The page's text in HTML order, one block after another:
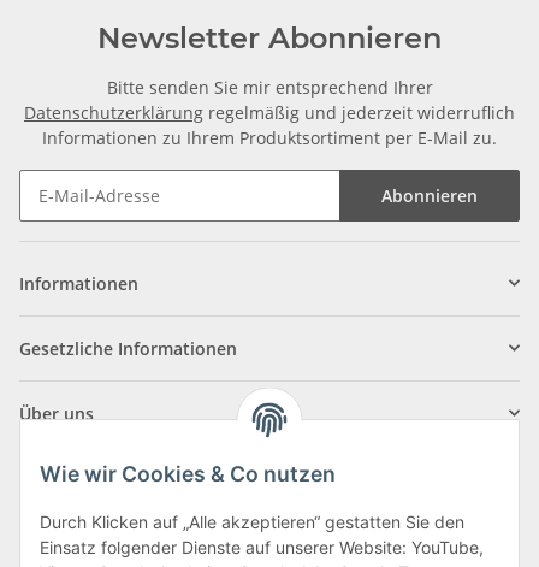
Newsletter Abonnieren
Bitte senden Sie mir entsprechend Ihrer
Datenschutzerklärung regelmäßig und jederzeit widerruflich
Informationen zu Ihrem Produktsortiment per E-Mail zu.
Abonnieren
Informationen
Gesetzliche Informationen
Über uns
Wie wir Cookies & Co nutzen
Durch Klicken auf „Alle akzeptieren“ gestatten Sie den
Einsatz folgender Dienste auf unserer Website: YouTube,